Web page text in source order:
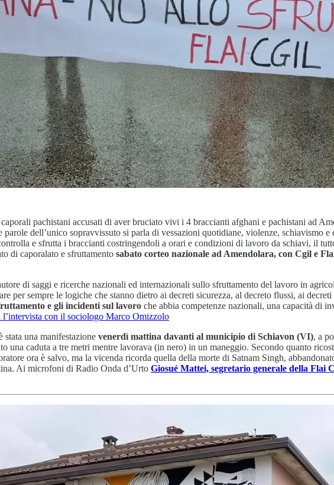
pachistani accusati di aver bruciato vivi i 4 braccianti afghani e pachistani ad
dell’unico sopravvissuto si parla di vessazioni quotidiane, violenze, schiavismo
e sfrutta i braccianti costringendoli a orari e condizioni di lavoro da schiavi, il
di caporalato e sfruttamento sabato corteo nazionale ad Amendolara, con Cgil e
di saggi e ricerche nazionali ed internazionali sullo sfruttamento del lavoro in
per sempre le logiche che stanno dietro ai decreti sicurezza, al decreto flussi, ai
e gli incidenti sul lavoro che abbia competenze nazionali, una capacità di
l’intervista con il sociologo Marco Omizzolo
stata una manifestazione venerdì mattina davanti al municipio di Schiavon (VI), a
una caduta a tre metri mentre lavorava (in nero) in un maneggio. Secondo quanto
ora è salvo, ma la vicenda ricorda quella della morte di Satnam Singh,
Ai microfoni di Radio Onda d’Urto Giosué Mattei, segretario generale della Flai